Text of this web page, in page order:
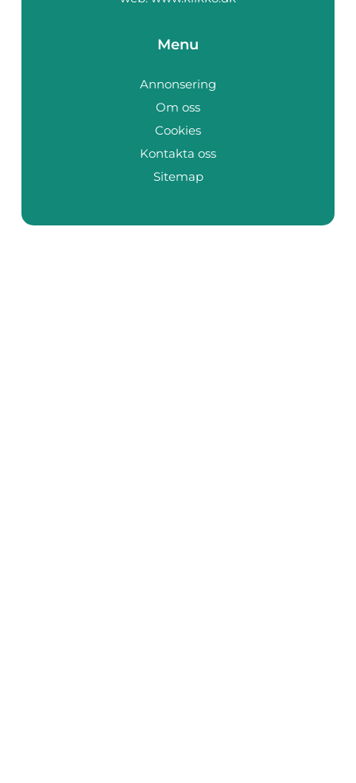
Menu
Annonsering
Om oss
Cookies
Kontakta oss
Sitemap